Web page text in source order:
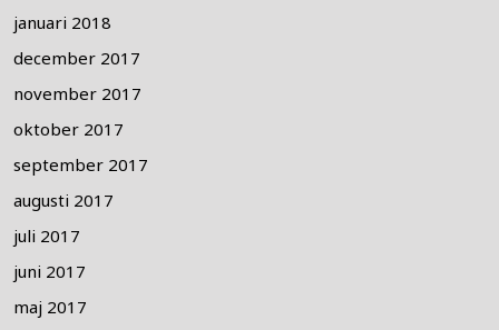
januari 2018
december 2017
november 2017
oktober 2017
september 2017
augusti 2017
juli 2017
juni 2017
maj 2017